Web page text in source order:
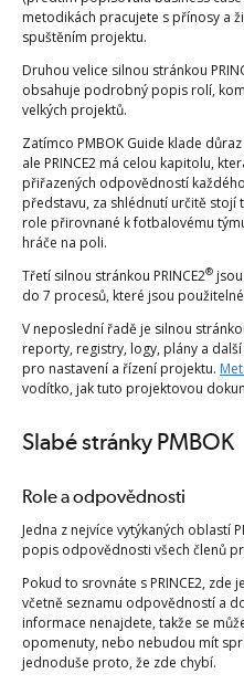
metodikách pracujete s přínosy a
spuštěním projektu.
Druhou velice silnou stránkou
obsahuje podrobný popis rolí,
velkých projektů.
Zatímco PMBOK Guide klade
ale PRINCE2 má celou kapitolu,
přiřazených odpovědností
představu, za shlédnutí určitě stojí
role přirovnané k fotbalovému
hráče na poli.
Třetí silnou stránkou PRINCE2®
do 7 procesů, které jsou
V neposlední řadě je silnou
reporty, registry, logy, plány a
pro nastavení a řízení projektu.
vodítko, jak tuto projektovou
Slabé stránky PMBOK
Role a odpovědnosti
Jedna z nejvíce vytýkaných oblastí
popis odpovědnosti všech členů
Pokud to srovnáte s PRINCE2,
včetně seznamu odpovědností a
informace nenajdete, takže se
opomenuty, nebo nebudou mít
jednoduše proto, že zde chybí.